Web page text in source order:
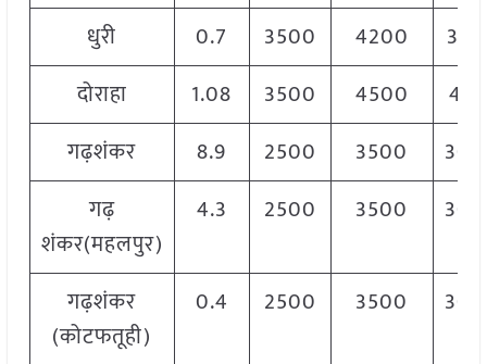
धुरी
0.7 3500 4200
दोराहा
1.08 3500 4500
गढ़शंकर
8.9 2500 3500
गढ़
शंकर(महलपुर)
4.3 2500 3500
गढ़शंकर
(कोटफतूही)
0.4 2500 3500